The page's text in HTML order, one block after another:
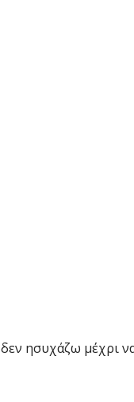
ησυχάζω μέχρι